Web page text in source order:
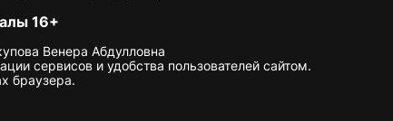
16+
Венера Абдулловна
сервисов и удобства пользователей сайтом.
браузера.